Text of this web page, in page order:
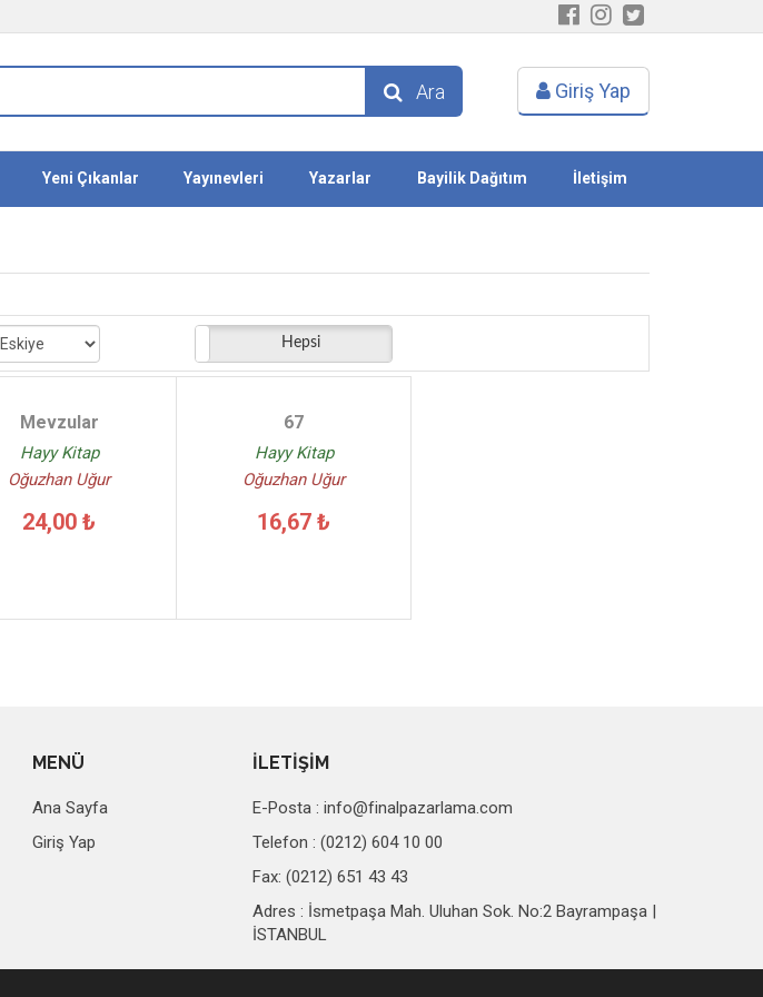
Ara Giriş Yap
Yeni Çıkanlar Yayınevleri Yazarlar Bayilik Dağıtım İletişim
Stoktakiler Hepsi
Mevzular
Hayy Kitap
Oğuzhan Uğur
24,00 ₺
67
Hayy Kitap
Oğuzhan Uğur
16,67 ₺
MENÜ
Ana Sayfa
Giriş Yap
İLETİŞİM
E-Posta :info@finalpazarlama.com
Telefon : (0212) 604 10 00
Fax: (0212) 651 43 43
Adres : İsmetpaşa Mah. Uluhan Sok. No:2 Bayrampaşa |
İSTANBUL